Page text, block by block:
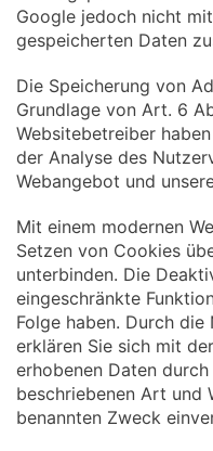
Google jedoch nicht
gespeicherten Daten
Die Speicherung von
Grundlage von Art. 6
Websitebetreiber
der Analyse des
Webangebot und
Mit einem modernen
Setzen von Cookies
unterbinden. Die
eingeschränkte
Folge haben. Durch
erklären Sie sich mit
erhobenen Daten
beschriebenen Art und
benannten Zweck